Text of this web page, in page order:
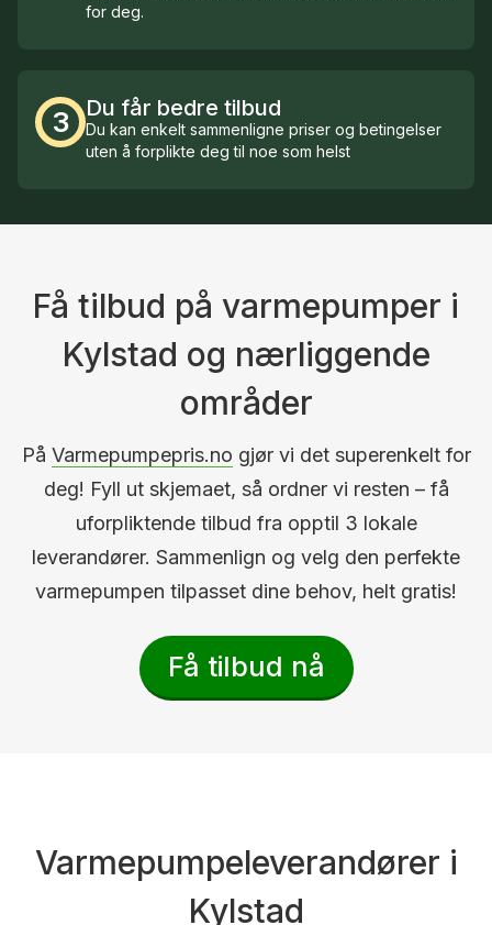
for deg.
3 Du får bedre tilbud
Du kan enkelt sammenligne priser og betingelser
uten å forplikte deg til noe som helst
Få tilbud på varmepumper i
Kylstad og nærliggende
områder
På Varmepumpepris.no gjør vi det superenkelt for
deg! Fyll ut skjemaet, så ordner vi resten – få
uforpliktende tilbud fra opptil 3 lokale
leverandører. Sammenlign og velg den perfekte
varmepumpen tilpasset dine behov, helt gratis!
Få tilbud nå
Varmepumpeleverandører i
Kylstad